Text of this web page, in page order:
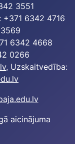
3551
6342 4716
6342 4668
0266
, Uzskaitvedība:
aicinājuma